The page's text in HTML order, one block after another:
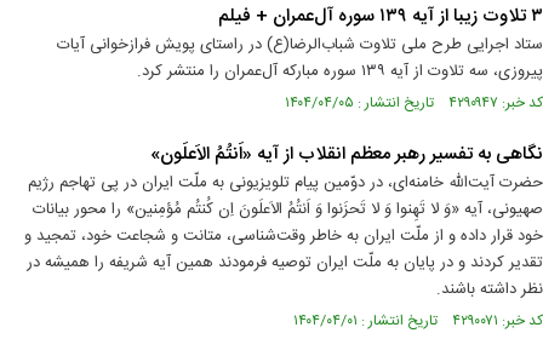
۳ تلاوت زیبا از آیه ۱۳۹ سوره آل‌عمران + فیلم
ستاد اجرایی طرح ملی تلاوت شباب‌الرضا(ع) در راستای پویش فرازخوانی آیات
پیروزی، سه تلاوت از آیه ۱۳۹ سوره مبارکه آل‌عمران را منتشر کرد.
کد خبر: ۴۲۹۰۹۴۷ تاریخ انتشار : ۱۴۰۴/۰۴/۰۵
نگاهی به تفسیر رهبر معظم انقلاب از آیه‌ «اَنتُمُ الاَعلَون»
حضرت آیت‌الله خامنه‌ای، در دوّمین پیام تلویزیونی به ملّت ایران در پی تهاجم رژیم
صهیونی، آیه‌ «وَ لا تَهِنوا وَ لا تَحزَنوا وَ اَنتُمُ الاَعلَونَ اِن کُنتُم مُؤمِنین» را محور بیانات
خود قرار داده و از ملّت ایران به خاطر وقت‌شناسی، متانت و شجاعت خود، تمجید و
تقدیر کردند و در پایان به ملّت ایران توصیه فرمودند همین آیه‌ شریفه را همیشه در
نظر داشته باشند.
کد خبر: ۴۲۹۰۰۷۱ تاریخ انتشار : ۱۴۰۴/۰۴/۰۱